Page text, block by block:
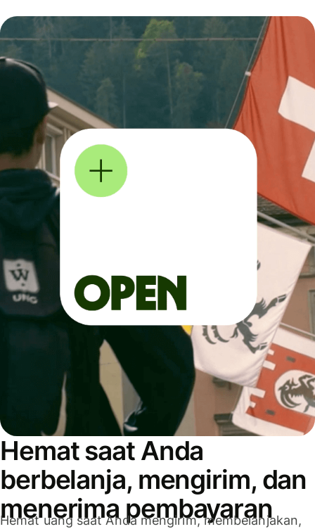
Hemat saat Anda
berbelanja, mengirim, dan
menerima pembayaran
Hemat uang saat Anda mengirim, membelanjakan,